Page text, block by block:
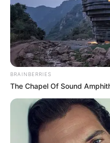
BRAINBERRIES
The Chapel Of Sound